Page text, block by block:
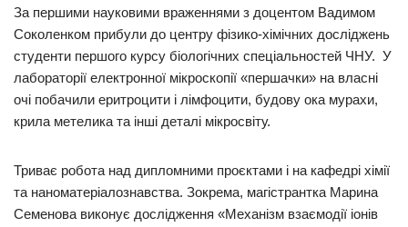
За першими науковими враженнями з доцентом Вадимом
Соколенком прибули до центру фізико-хімічних досліджень
студенти першого курсу біологічних спеціальностей ЧНУ. У
лабораторії електронної мікроскопії «першачки» на власні
очі побачили еритроцити і лімфоцити, будову ока мурахи,
крила метелика та інші деталі мікросвіту.
Триває робота над дипломними проєктами і на кафедрі хімії
та наноматеріалознавства. Зокрема, магістрантка Марина
Семенова виконує дослідження «Механізм взаємодії іонів